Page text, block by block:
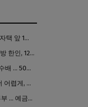
[화제] “내 돈 갚아라” 김원석씨 자택 앞 1인 광대 시위 … 한인 투자사, “108만 달러 못받아”
위조여권으로 미국 재입국한 추방 한인, 120만 달러 은행 사기 행각
연방 당국, LA 한인 간호사 지명수배 … 500만 달러 메디캐어 사기, 선고 직전 한국 도주
시민권 시험 확 바뀐다 … 영어 더 어렵게, 민간시험 도입 추진
’10억 빚’ 안갚고 미국 온 한인 부부 … 예금보험공사, 미국서 소송